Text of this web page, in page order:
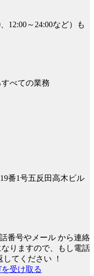
12:00～24:00など）も
べての業務
番1号五反田高木ビル
番号やメール から連絡
りますので、もし電話
してください ！